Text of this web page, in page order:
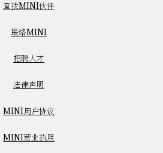
查找MINI伙伴
联络MINI
招聘人才
法律声明
MINI用户协议
MINI营业执照